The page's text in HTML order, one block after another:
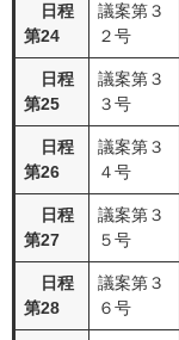
日程
第24
議案第３
２号
日程
第25
議案第３
３号
日程
第26
議案第３
４号
日程
第27
議案第３
５号
日程
第28
議案第３
６号